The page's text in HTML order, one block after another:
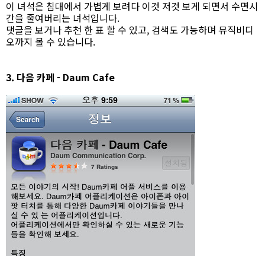
이 녀석은 침대에서 가볍게 보려다 이것 저것 보게 되면서 수면시
간을 줄여버리는 녀석입니다.
댓글을 보거나 추천 한 표 할 수 있고, 검색도 가능하며 뮤직비디
오까지 볼 수 있습니다.
3. 다음 카페 - Daum Cafe